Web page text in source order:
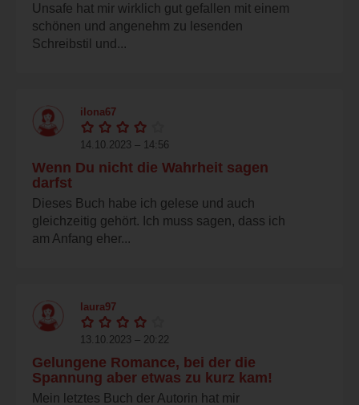
Unsafe hat mir wirklich gut gefallen mit einem
schönen und angenehm zu lesenden
Schreibstil und...
ilona67
14.10.2023 – 14:56
Wenn Du nicht die Wahrheit sagen
darfst
Dieses Buch habe ich gelese und auch
gleichzeitig gehört. Ich muss sagen, dass ich
am Anfang eher...
laura97
13.10.2023 – 20:22
Gelungene Romance, bei der die
Spannung aber etwas zu kurz kam!
Mein letztes Buch der Autorin hat mir